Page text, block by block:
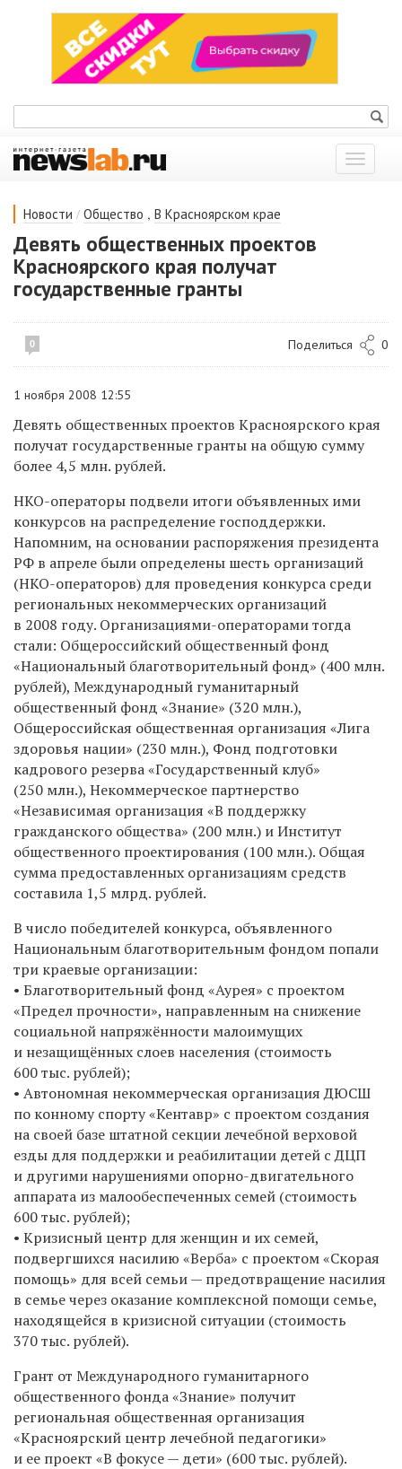
Показать
меню
Новости / Общество , В Красноярском крае
Девять общественных проектов
Красноярского края получат
государственные гранты
0 Поделиться 0
1 ноября 2008 12:55
Девять общественных проектов Красноярского края
получат государственные гранты на общую сумму
более 4,5 млн. рублей.
НКО-операторы подвели итоги объявленных ими
конкурсов на распределение господдержки.
Напомним, на основании распоряжения президента
РФ в апреле были определены шесть организаций
(НКО-операторов) для проведения конкурса среди
региональных некоммерческих организаций
в 2008 году. Организациями-операторами тогда
стали: Общероссийский общественный фонд
«Национальный благотворительный фонд» (400 млн.
рублей), Международный гуманитарный
общественный фонд «Знание» (320 млн.),
Общероссийская общественная организация «Лига
здоровья нации» (230 млн.), Фонд подготовки
кадрового резерва «Государственный клуб»
(250 млн.), Некоммерческое партнерство
«Независимая организация «В поддержку
гражданского общества» (200 млн.) и Институт
общественного проектирования (100 млн.). Общая
сумма предоставленных организациям средств
составила 1,5 млрд. рублей.
В число победителей конкурса, объявленного
Национальным благотворительным фондом попали
три краевые организации:
• Благотворительный фонд «Аурея» с проектом
«Предел прочности», направленным на снижение
социальной напряжённости малоимущих
и незащищённых слоев населения (стоимость
600 тыс. рублей);
• Автономная некоммерческая организация ДЮСШ
по конному спорту «Кентавр» с проектом создания
на своей базе штатной секции лечебной верховой
езды для поддержки и реабилитации детей с ДЦП
и другими нарушениями опорно-двигательного
аппарата из малообеспеченных семей (стоимость
600 тыс. рублей);
• Кризисный центр для женщин и их семей,
подвергшихся насилию «Верба» с проектом «Скорая
помощь» для всей семьи — предотвращение насилия
в семье через оказание комплексной помощи семье,
находящейся в кризисной ситуации (стоимость
370 тыс. рублей).
Грант от Международного гуманитарного
общественного фонда «Знание» получит
региональная общественная организация
«Красноярский центр лечебной педагогики»
и ее проект «В фокусе — дети» (600 тыс. рублей).